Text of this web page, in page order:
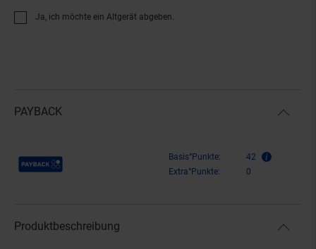
Ja, ich möchte ein Altgerät abgeben.
PAYBACK
Payback Punkte Basis°Punkte:
42
Extra°Punkte:
0
Produktbeschreibung